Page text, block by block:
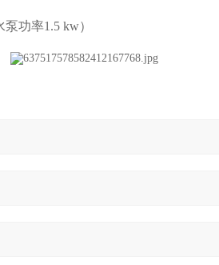
功率1.5 kw）